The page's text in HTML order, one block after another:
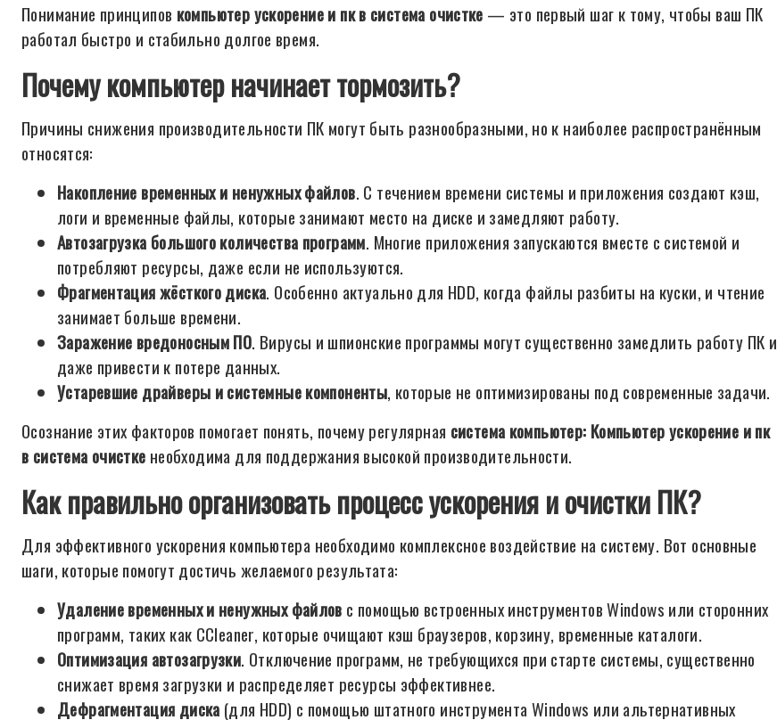
Понимание принципов компьютер ускорение и пк в система очистке — это первый шаг к тому, чтобы ваш ПК
работал быстро и стабильно долгое время.
Почему компьютер начинает тормозить?
Причины снижения производительности ПК могут быть разнообразными, но к наиболее распространённым
относятся:
Накопление временных и ненужных файлов. С течением времени системы и приложения создают кэш,
логи и временные файлы, которые занимают место на диске и замедляют работу.
Автозагрузка большого количества программ. Многие приложения запускаются вместе с системой и
потребляют ресурсы, даже если не используются.
Фрагментация жёсткого диска. Особенно актуально для HDD, когда файлы разбиты на куски, и чтение
занимает больше времени.
Заражение вредоносным ПО. Вирусы и шпионские программы могут существенно замедлить работу ПК и
даже привести к потере данных.
Устаревшие драйверы и системные компоненты, которые не оптимизированы под современные задачи.
Осознание этих факторов помогает понять, почему регулярная система компьютер: Компьютер ускорение и пк
в система очистке необходима для поддержания высокой производительности.
Как правильно организовать процесс ускорения и очистки ПК?
Для эффективного ускорения компьютера необходимо комплексное воздействие на систему. Вот основные
шаги, которые помогут достичь желаемого результата:
Удаление временных и ненужных файлов с помощью встроенных инструментов Windows или сторонних
программ, таких как CCleaner, которые очищают кэш браузеров, корзину, временные каталоги.
Оптимизация автозагрузки. Отключение программ, не требующихся при старте системы, существенно
снижает время загрузки и распределяет ресурсы эффективнее.
Дефрагментация диска (для HDD) с помощью штатного инструмента Windows или альтернативных